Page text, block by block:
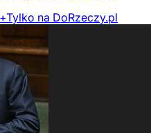
Tylko na DoRzeczy.pl